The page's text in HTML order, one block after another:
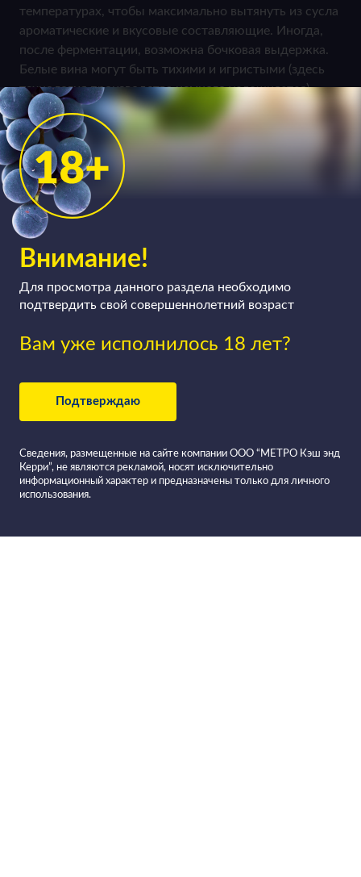
Внимание!
Для просмотра данного раздела необходимо
подтвердить свой совершеннолетний возраст
Вам уже исполнилось 18 лет?
Подтверждаю
Сведения, размещенные на сайте компании ООО “МЕТРО Кэш энд
Керри”, не являются рекламой, носят исключительно
информационный характер и предназначены только для личного
использования.
температурах, чтобы максимально вытянуть из сусла
ароматические и вкусовые составляющие. Иногда,
после ферментации, возможна бочковая выдержка.
Белые вина могут быть тихими и игристыми (здесь
технология производства немного усложняется),
сухими, полусухими, полусладкими и сладкими, если
виноград содержал так много сахара, что дрожжи не
справились.